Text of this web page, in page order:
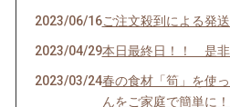
2023/06/16ご注文殺到による発
2023/04/29本日最終日！！ 是非
2023/03/24春の食材「筍」を使
んをご家庭で簡単に！